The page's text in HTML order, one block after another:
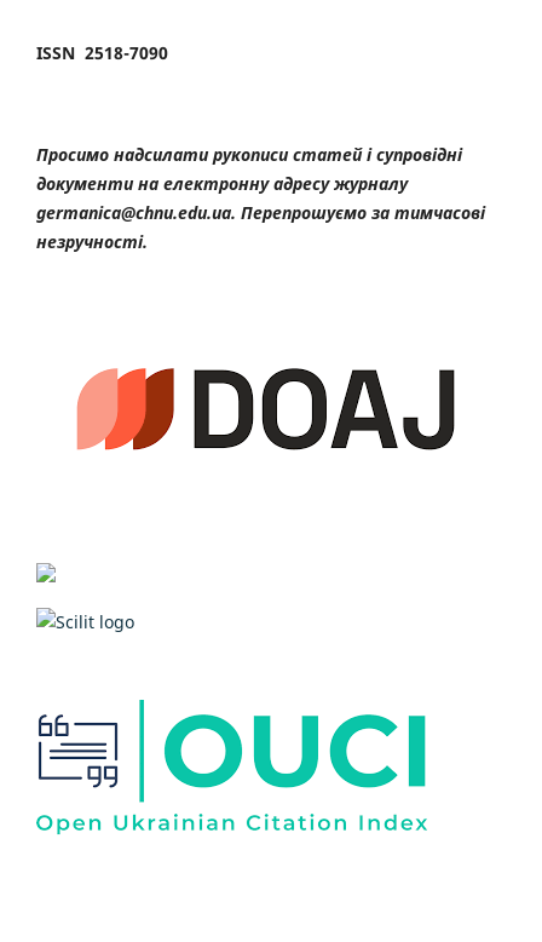
ISSN 2518-7090
Просимо надсилати рукописи статей і супровідні
документи на електронну адресу журналу
germanica@chnu.edu.ua. Перепрошуємо за тимчасові
незручності.